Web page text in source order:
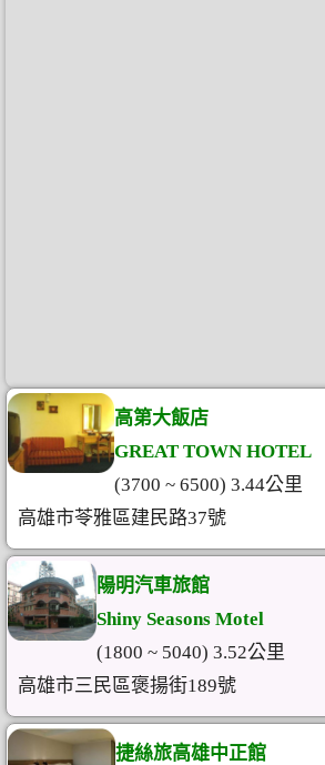
高第大飯店
GREAT TOWN HOTEL
(3700 ~ 6500) 3.44公里
高雄市苓雅區建民路37號
陽明汽車旅館
Shiny Seasons Motel
(1800 ~ 5040) 3.52公里
高雄市三民區褒揚街189號
捷絲旅高雄中正館